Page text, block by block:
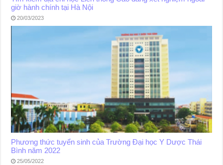
giờ hành chính tại Hà Nội
20/03/2023
Phương thức tuyển sinh của Trường Đại học Y Dược Thái
Bình năm 2022
25/05/2022